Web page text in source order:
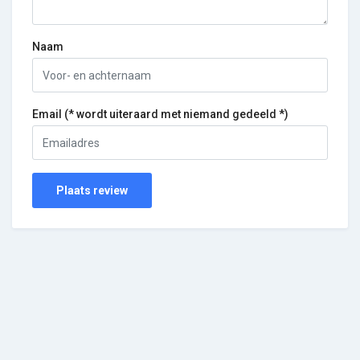
Naam
Email (* wordt uiteraard met niemand gedeeld *)
Plaats review